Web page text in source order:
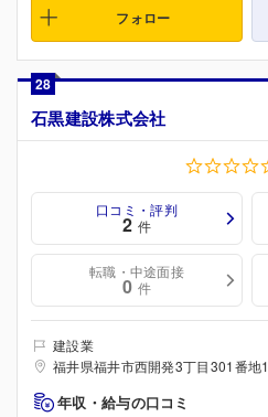
フォロー
28
石黒建設株式会社
口コミ・評判
2 件
転職・中途面接
0 件
建設業
福井県福井市西開発3丁目301番地1
年収・給与の口コミ